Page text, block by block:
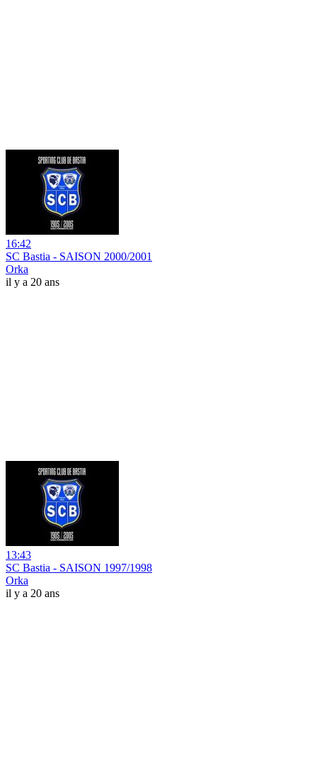
16:42
SC Bastia - SAISON 2000/2001
Orka
il y a 20 ans
13:43
SC Bastia - SAISON 1997/1998
Orka
il y a 20 ans